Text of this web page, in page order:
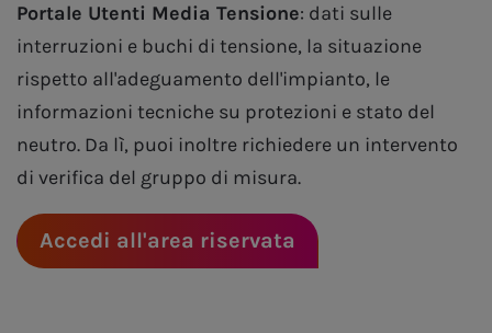
Portale Utenti Media Tensione: dati sulle
interruzioni e buchi di tensione, la situazione
rispetto all'adeguamento dell'impianto, le
informazioni tecniche su protezioni e stato del
neutro. Da lì, puoi inoltre richiedere un intervento
di verifica del gruppo di misura.
Accedi all'area riservata